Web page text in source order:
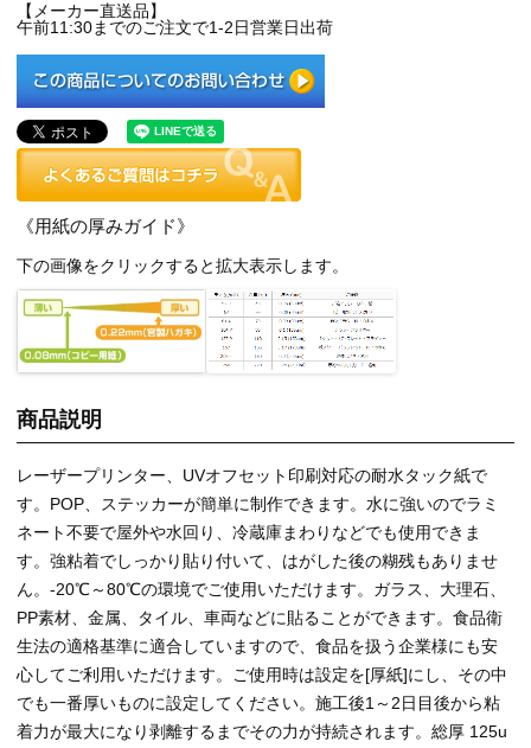
【メーカー直送品】
午前11:30までのご注文で1-2日営業日出荷
《用紙の厚みガイド》
下の画像をクリックすると拡大表示します。
商品説明
レーザープリンター、UVオフセット印刷対応の耐水タック紙で
す。POP、ステッカーが簡単に制作できます。水に強いのでラミ
ネート不要で屋外や水回り、冷蔵庫まわりなどでも使用できま
す。強粘着でしっかり貼り付いて、はがした後の糊残もありませ
ん。-20℃～80℃の環境でご使用いただけます。ガラス、大理石、
PP素材、金属、タイル、車両などに貼ることができます。食品衛
生法の適格基準に適合していますので、食品を扱う企業様にも安
心してご利用いただけます。ご使用時は設定を[厚紙]にし、その中
でも一番厚いものに設定してください。施工後1～2日目後から粘
着力が最大になり剥離するまでその力が持続されます。総厚 125u